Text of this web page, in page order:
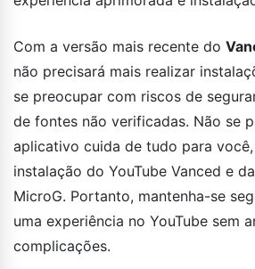
Com a versão mais recente do
não precisará mais realizar
se preocupar com riscos de
de fontes não verificadas. Não se
aplicativo cuida de tudo para
instalação do YouTube Vanced e
MicroG. Portanto, mantenha-se
uma experiência no YouTube sem
complicações.